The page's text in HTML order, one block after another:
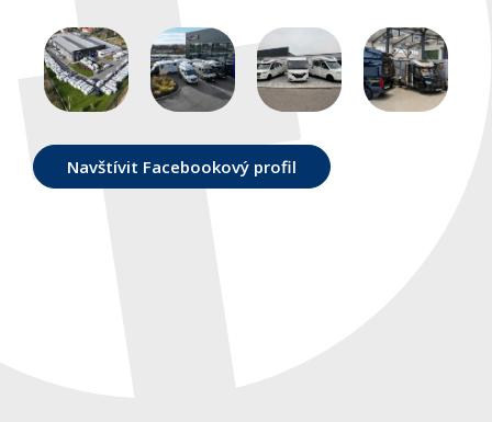
Show room
Film servis
Blog
O nás
Kontakty
Navštívit Facebookový profil